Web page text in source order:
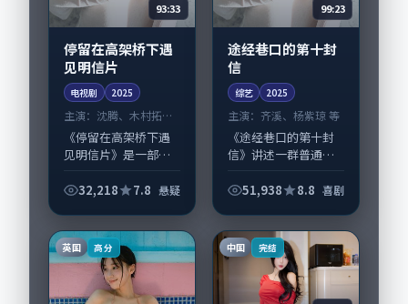
93:33
停留在高架桥下遇
见明信片
电视剧 2025
主演： 沈腾、木村拓哉
等
《停留在高架桥下遇
见明信片》是一部
疑类电视剧，由林超
等演员亦参与重要戏
份。故事围绕当代...
32,218 7.8 悬疑
99:23
途经巷口的第十封
信
综艺 2025
主演： 齐溪、杨紫琼 等
《途经巷口的第十封
信》讲述一群普通人
写人生轨迹的故事，
导演林超贤擅长留白
叙事，齐溪、杨紫琼...
51,938 8.8 喜剧
英国 高分 中国 完结